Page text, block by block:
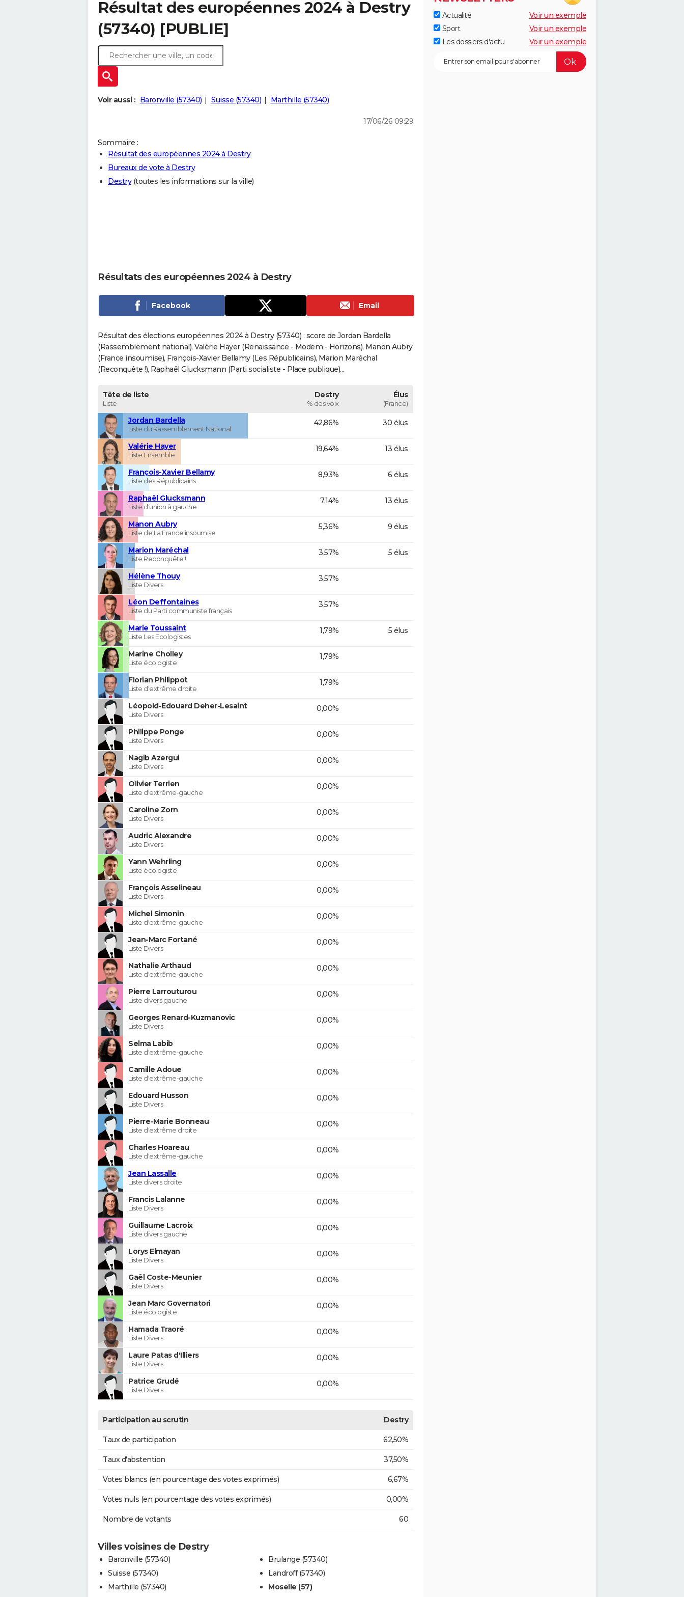
Résultat des européennes 2024 à Destry
(57340) [PUBLIE]
Voir aussi : Baronville (57340) Suisse (57340) Marthille (57340)
17/06/26 09:29
Sommaire :
Résultat des européennes 2024 à Destry
Bureaux de vote à Destry
Destry(toutes les informations sur la ville)
Résultats des européennes 2024 à Destry
Facebook Email
Résultat des élections européennes 2024 à Destry (57340) : score de Jordan Bardella
(Rassemblement national), Valérie Hayer (Renaissance - Modem - Horizons), Manon Aubry
(France insoumise), François-Xavier Bellamy (Les Républicains), Marion Maréchal
(Reconquête !), Raphaël Glucksmann (Parti socialiste - Place publique)...
Tête de liste
Liste
Destry
% des voix
Élus
(France)
Jordan Bardella
Liste du Rassemblement National
42,86% 30 élus
Valérie Hayer
Liste Ensemble
19,64% 13 élus
François-Xavier Bellamy
Liste des Républicains
8,93% 6 élus
Raphaël Glucksmann
Liste d'union à gauche
7,14% 13 élus
Manon Aubry
Liste de La France insoumise
5,36% 9 élus
Marion Maréchal
Liste Reconquête !
3,57% 5 élus
Hélène Thouy
Liste Divers
3,57%
Léon Deffontaines
Liste du Parti communiste français
3,57%
Marie Toussaint
Liste Les Ecologistes
1,79% 5 élus
Marine Cholley
Liste écologiste
1,79%
Florian Philippot
Liste d'extrême droite
1,79%
Léopold-Edouard Deher-Lesaint
Liste Divers
0,00%
Philippe Ponge
Liste Divers
0,00%
Nagib Azergui
Liste Divers
0,00%
Olivier Terrien
Liste d'extrême-gauche
0,00%
Caroline Zorn
Liste Divers
0,00%
Audric Alexandre
Liste Divers
0,00%
Yann Wehrling
Liste écologiste
0,00%
François Asselineau
Liste Divers
0,00%
Michel Simonin
Liste d'extrême-gauche
0,00%
Jean-Marc Fortané
Liste Divers
0,00%
Nathalie Arthaud
Liste d'extrême-gauche
0,00%
Pierre Larrouturou
Liste divers gauche
0,00%
Georges Renard-Kuzmanovic
Liste Divers
0,00%
Selma Labib
Liste d'extrême-gauche
0,00%
Camille Adoue
Liste d'extrême-gauche
0,00%
Edouard Husson
Liste Divers
0,00%
Pierre-Marie Bonneau
Liste d'extrême droite
0,00%
Charles Hoareau
Liste d'extrême-gauche
0,00%
Jean Lassalle
Liste divers droite
0,00%
Francis Lalanne
Liste Divers
0,00%
Guillaume Lacroix
Liste divers gauche
0,00%
Lorys Elmayan
Liste Divers
0,00%
Gaël Coste-Meunier
Liste Divers
0,00%
Jean Marc Governatori
Liste écologiste
0,00%
Hamada Traoré
Liste Divers
0,00%
Laure Patas d'Illiers
Liste Divers
0,00%
Patrice Grudé
Liste Divers
0,00%
Participation au scrutin Destry
Taux de participation 62,50%
Taux d'abstention 37,50%
Votes blancs (en pourcentage des votes exprimés) 6,67%
Votes nuls (en pourcentage des votes exprimés) 0,00%
Nombre de votants 60
Villes voisines de Destry
Baronville (57340)
Suisse (57340)
Marthille (57340)
Brulange (57340)
Landroff (57340)
Moselle (57)
Actualité
Voir un exemple
Sport
Voir un exemple
Les dossiers d'actu
Voir un exemple